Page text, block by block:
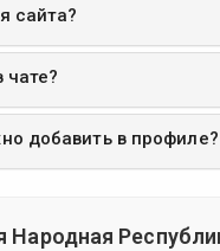
сайта?
чате?
добавить в профиле?
Народная